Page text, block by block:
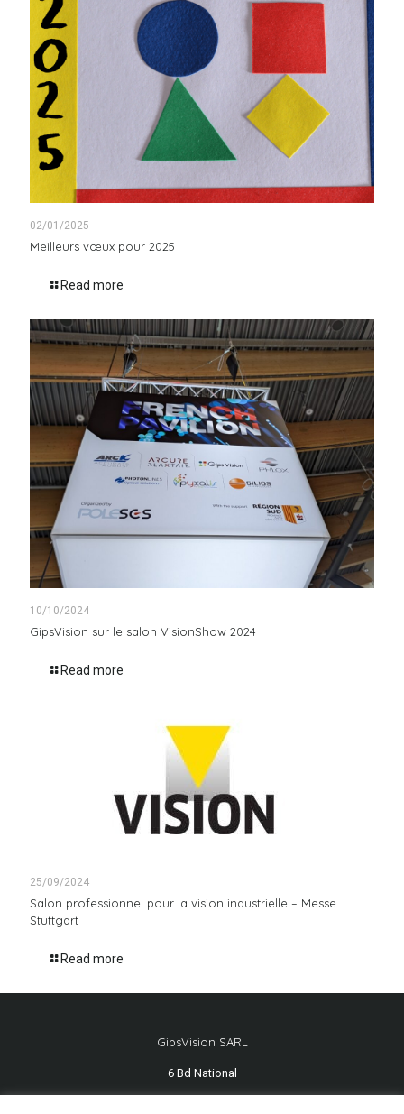
02/01/2025
Meilleurs vœux pour 2025
Read more
10/10/2024
GipsVision sur le salon VisionShow 2024
Read more
25/09/2024
Salon professionnel pour la vision industrielle – Messe
Stuttgart
Read more
GipsVision SARL
6 Bd National